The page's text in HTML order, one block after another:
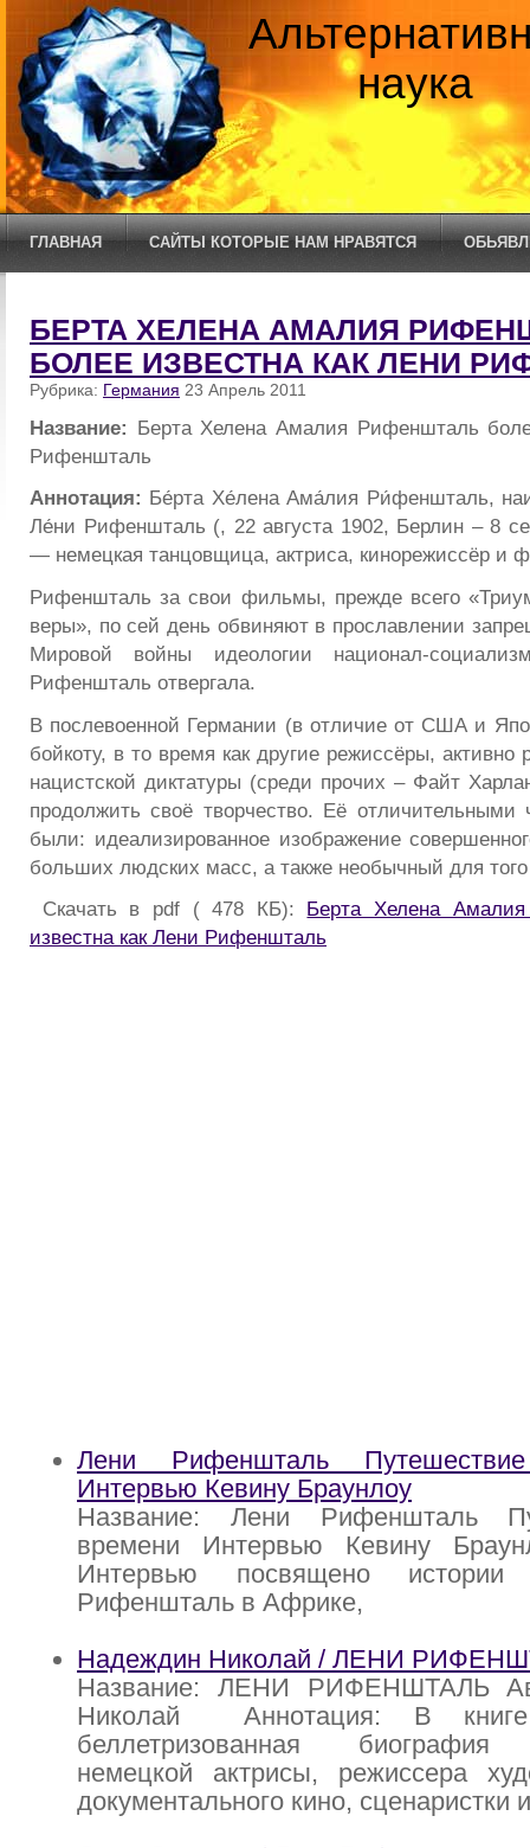
наука
ГЛАВНАЯ САЙТЫ КОТОРЫЕ НАМ НРАВЯТСЯ
БЕРТА ХЕЛЕНА АМАЛИЯ
БОЛЕЕ ИЗВЕСТНА КАК ЛЕНИ
Рубрика: Германия 23 Апрель 2011
Название: Берта Хелена Амалия Рифеншталь
Рифеншталь
Аннотация: Бе́рта Хе́лена Ама́лия Ри́феншталь,
Ле́ни Рифеншталь (, 22 августа 1902, Берлин – 8
— немецкая танцовщица, актриса, кинорежиссёр и
Рифеншталь за свои фильмы, прежде всего
веры», по сей день обвиняют в прославлении
Мировой войны идеологии национал-
Рифеншталь отвергала.
В послевоенной Германии (в отличие от США и
бойкоту, в то время как другие режиссёры,
нацистской диктатуры (среди прочих – Файт
продолжить своё творчество. Её отличительными
были: идеализированное изображение
больших людских масс, а также необычный для
Скачать в pdf ( 478 КБ): Берта Хелена
известна как Лени Рифеншталь
Лени Рифеншталь
Интервью Кевину Браунлоу
Название: Лени Рифеншталь
времени Интервью Кевину
Интервью посвящено
Рифеншталь в Африке,
Надеждин Николай / ЛЕНИ
Название: ЛЕНИ РИФЕНШТАЛЬ
Николай Аннотация: В книге
беллетризованная биография
немецкой актрисы, режиссера
документального кино, сценаристки и